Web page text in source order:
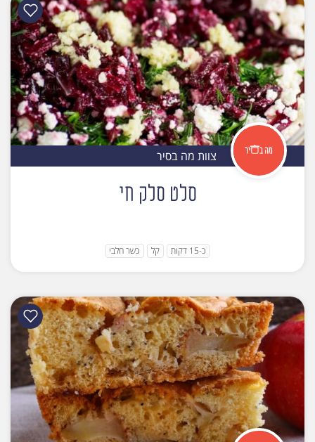
צוות מה בסיר
סלט סלק חי
כ-15 דקות קל כשר חלבי